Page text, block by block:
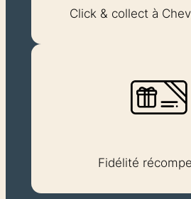
Click & collect à
Fidélité